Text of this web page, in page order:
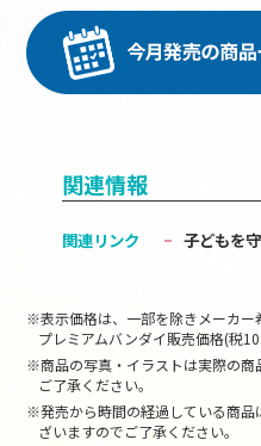
関連情報
関連リンク 子どもを
※表示価格は、一部を除きメーカー
プレミアムバンダイ販売価格(税
※商品の写真・イラストは実際の商
ご了承ください。
※発売から時間の経過している商品
ざいますのでご了承ください。